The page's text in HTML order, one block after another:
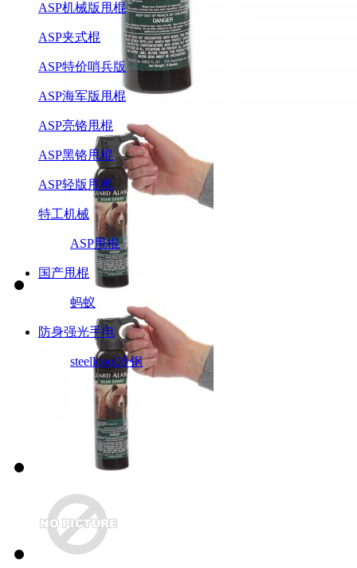
ASP机械版甩棍
ASP夹式棍
ASP特价哨兵版
ASP海军版甩棍
ASP亮铬甩棍
ASP黑铬甩棍
ASP轻版甩棍
特工机械
ASP甩棍
国产甩棍
蚂蚁
防身强光手电
steellcool冷钢